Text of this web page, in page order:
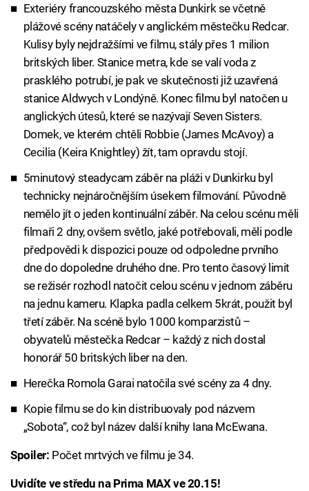
Exteriéry francouzského města Dunkirk se včetně
plážové scény natáčely v anglickém městečku Redcar.
Kulisy byly nejdražšími ve filmu, stály přes 1 milion
britských liber. Stanice metra, kde se valí voda z
prasklého potrubí, je pak ve skutečnosti již uzavřená
stanice Aldwych v Londýně. Konec filmu byl natočen u
anglických útesů, které se nazývají Seven Sisters.
Domek, ve kterém chtěli Robbie (James McAvoy) a
Cecilia (Keira Knightley) žít, tam opravdu stojí.
5minutový steadycam záběr na pláži v Dunkirku byl
technicky nejnáročnějším úsekem filmování. Původně
nemělo jít o jeden kontinuální záběr. Na celou scénu měli
filmaři 2 dny, ovšem světlo, jaké potřebovali, měli podle
předpovědi k dispozici pouze od odpoledne prvního
dne do dopoledne druhého dne. Pro tento časový limit
se režisér rozhodl natočit celou scénu v jednom záběru
na jednu kameru. Klapka padla celkem 5krát, použit byl
třetí záběr. Na scéně bylo 1000 komparzistů –
obyvatelů městečka Redcar – každý z nich dostal
honorář 50 britských liber na den.
Herečka Romola Garai natočila své scény za 4 dny.
Kopie filmu se do kin distribuovaly pod názvem
„Sobota“, což byl název další knihy Iana McEwana.
Spoiler: Počet mrtvých ve filmu je 34.
Uvidíte ve středu na Prima MAX ve 20.15!